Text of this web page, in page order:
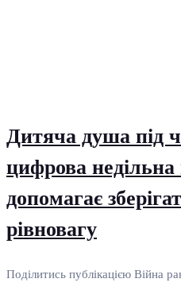
Дитяча душа під
цифрова
допомагає
рівновагу
Поділитись публікацією Війна